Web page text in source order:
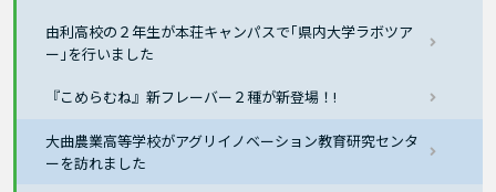
由利高校の２年生が本荘キャンパスで｢県内大学ラボツア
ー｣を行いました
『こめらむね』新フレーバー２種が新登場！!
大曲農業高等学校がアグリイノベーション教育研究センタ
ーを訪れました